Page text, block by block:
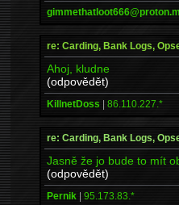
re: Carding, Bank Logs,
Ahoj, kludne
(odpovědět)
KillnetDoss | 86.110.227.*
re: Carding, Bank Logs,
Jasně že jo bude to mít
(odpovědět)
Pernik | 95.173.83.*